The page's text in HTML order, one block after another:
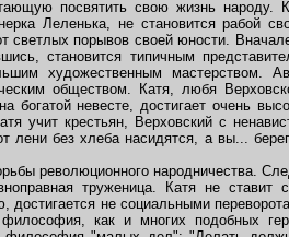
посвятить свою жизнь народу.
Леленька, не становится рабой
светлых порывов своей юности.
становится типичным
художественным мастерством.
обществом. Катя, любя
невесте, достигает очень
учит крестьян, Верховский с
лени без хлеба насидятся, а вы...
революционного народничества.
труженица. Катя не ставит
достигается не социальными
как и многих подобных